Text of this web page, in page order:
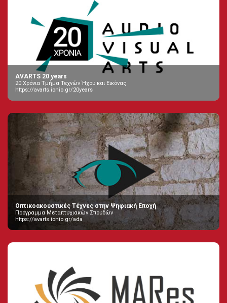
AVARTS 20 years
20 Χρόνια Τμήμα Τεχνών Ήχου και Εικόνας
https://avarts.ionio.gr/20years
Οπτικοακουστικές Τέχνες στην Ψηφιακή Εποχή
Πρόγραμμα Μεταπτυχιακών Σπουδών
https://avarts.ionio.gr/ada